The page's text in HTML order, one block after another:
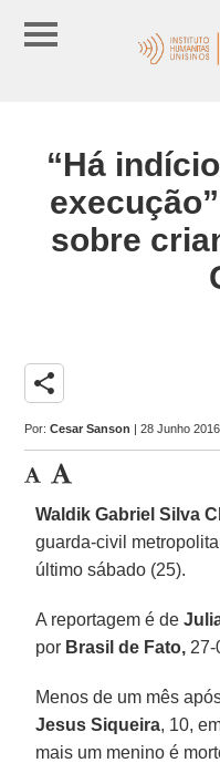
“Há
sobre
share
Por:Cesar Sanson | 28 Junho 2016
Waldik Gabriel Silva
guarda-civil
último sábado (25).
A reportagem é de
por Brasil de Fato, 27-
Menos de um mês
Jesus Siqueira, 10,
mais um menino é